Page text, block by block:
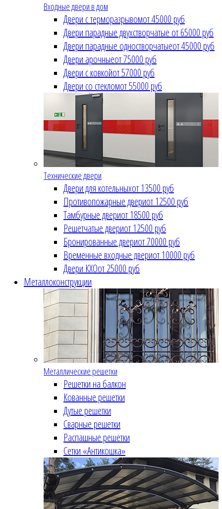
Входные двери в дом
Двери с терморазрывомот 45000 руб
Двери парадные двухстворчатые от 65000 руб
Двери парадные одностворчатыеот 45000 руб
Двери арочныеот 75000 руб
Двери с ковкойот 57000 руб
Двери со стекломот 55000 руб
Технические двери
Двери для котельныхот 13500 руб
Противопожарные двериот 12500 руб
Тамбурные двериот 18500 руб
Решетчатые двериот 12500 руб
Бронированные двериот 70000 руб
Временные входные двериот 10000 руб
Двери КХОот 25000 руб
Металлоконструкции
Металлические решетки
Решетки на балкон
Кованные решетки
Дутые решетки
Сварные решетки
Распашные решетки
Сетки «Антикошка»